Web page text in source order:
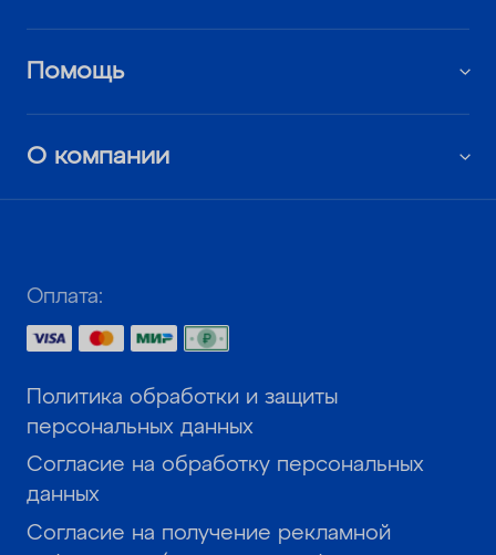
Помощь
О компании
Оплата:
Политика обработки и защиты
персональных данных
Согласие на обработку персональных
данных
Согласие на получение рекламной